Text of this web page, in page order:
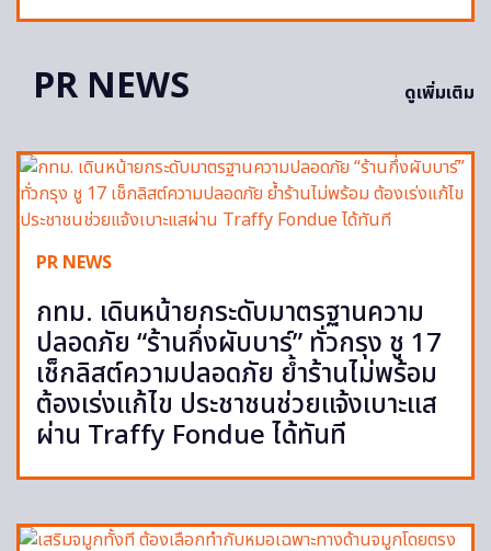
PR NEWS ดูเพิ่มเติม
PR NEWS
กทม. เดินหน้ายกระดับมาตรฐานความ
ปลอดภัย “ร้านกึ่งผับบาร์” ทั่วกรุง ชู 17
เช็กลิสต์ความปลอดภัย ย้ำร้านไม่พร้อม
ต้องเร่งแก้ไข ประชาชนช่วยแจ้งเบาะแส
ผ่าน Traffy Fondue ได้ทันที